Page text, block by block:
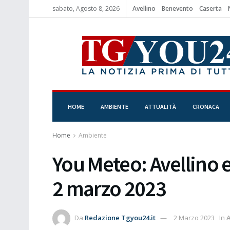
sabato, Agosto 8, 2026 Avellino Benevento Caserta
HOME AMBIENTE ATTUALITÀ CRONACA
Home Ambiente
You Meteo: Avellino
2 marzo 2023
Da Redazione Tgyou24.it 2 Marzo 2023 In